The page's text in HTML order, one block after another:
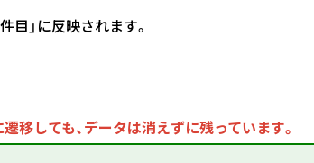
」に反映されます。
しても、データは消えずに残っています。